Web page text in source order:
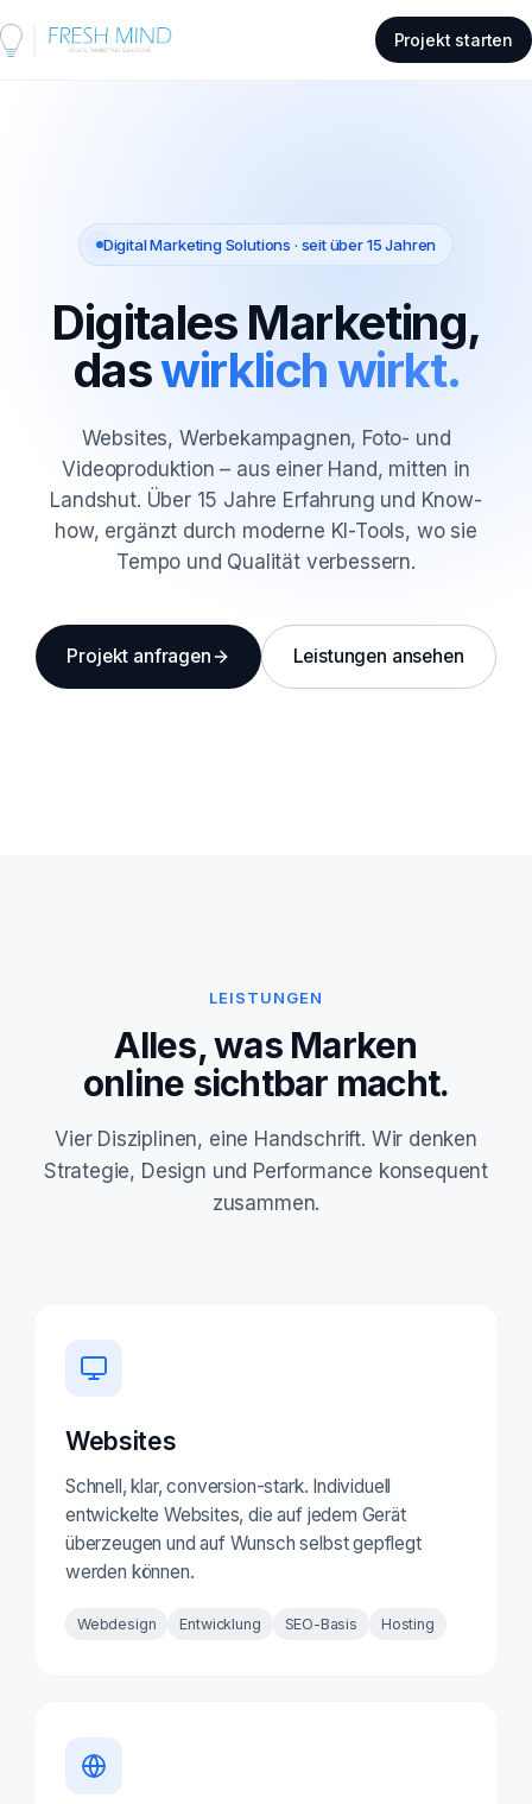
Projekt starten
Digital Marketing Solutions · seit über 15 Jahren
Digitales Marketing,
daswirklich wirkt.
Websites, Werbekampagnen, Foto- und
Videoproduktion – aus einer Hand, mitten in
Landshut. Über 15 Jahre Erfahrung und Know-
how, ergänzt durch moderne KI-Tools, wo sie
Tempo und Qualität verbessern.
Projekt anfragen Leistungen ansehen
LEISTUNGEN
Alles, was Marken
online sichtbar macht.
Vier Disziplinen, eine Handschrift. Wir denken
Strategie, Design und Performance konsequent
zusammen.
Websites
Schnell, klar, conversion-stark. Individuell
entwickelte Websites, die auf jedem Gerät
überzeugen und auf Wunsch selbst gepflegt
werden können.
Webdesign Entwicklung SEO-Basis Hosting